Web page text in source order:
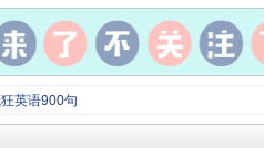
英语900句